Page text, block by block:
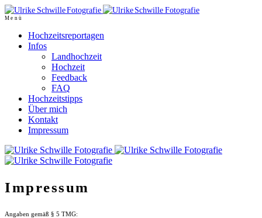
Menü
Hochzeitsreportagen
Infos
Landhochzeit
Hochzeit
Feedback
FAQ
Hochzeitstipps
Über mich
Kontakt
Impressum
Impressum
Angaben gemäß § 5 TMG: